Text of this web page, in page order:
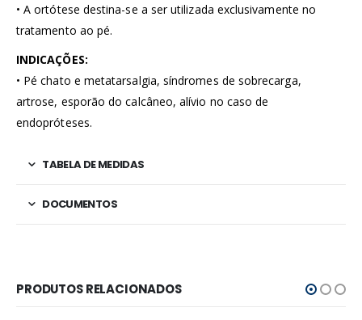
• A ortótese destina-se a ser utilizada exclusivamente no
tratamento ao pé.
INDICAÇÕES:
• Pé chato e metatarsalgia, síndromes de sobrecarga,
artrose, esporão do calcâneo, alívio no caso de
endopróteses.
TABELA DE MEDIDAS
DOCUMENTOS
PRODUTOS RELACIONADOS